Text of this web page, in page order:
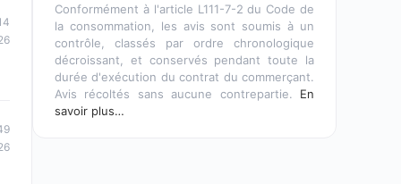
Conformément à l'article L111-7-2 du Code de
la consommation, les avis sont soumis à un
contrôle, classés par ordre chronologique
décroissant, et conservés pendant toute la
durée d'exécution du contrat du commerçant.
Avis récoltés sans aucune contrepartie. En
savoir plus…